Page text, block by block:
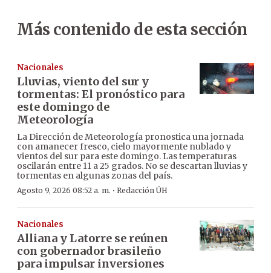
Más contenido de esta sección
Nacionales
Lluvias, viento del sur y
tormentas: El pronóstico para
este domingo de
Meteorología
La Dirección de Meteorología pronostica una jornada
con amanecer fresco, cielo mayormente nublado y
vientos del sur para este domingo. Las temperaturas
oscilarán entre 11 a 25 grados. No se descartan lluvias y
tormentas en algunas zonas del país.
Agosto 9, 2026 08:52 a. m. · Redacción ÚH
Nacionales
Alliana y Latorre se reúnen
con gobernador brasileño
para impulsar inversiones